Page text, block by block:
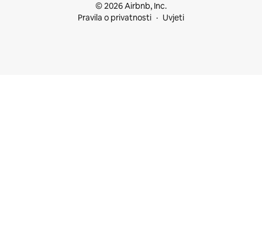
© 2026 Airbnb, Inc.
Pravila o privatnosti
Uvjeti